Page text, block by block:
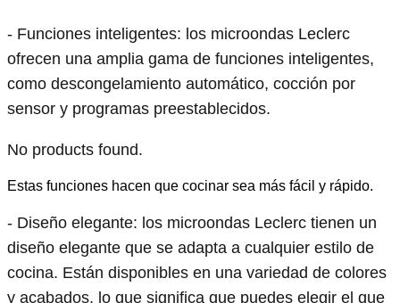
- Funciones inteligentes: los microondas Leclerc
ofrecen una amplia gama de funciones inteligentes,
como descongelamiento automático, cocción por
sensor y programas preestablecidos.
No products found.
Estas funciones hacen que cocinar sea más fácil y rápido.
- Diseño elegante: los microondas Leclerc tienen un
diseño elegante que se adapta a cualquier estilo de
cocina. Están disponibles en una variedad de colores
y acabados, lo que significa que puedes elegir el que